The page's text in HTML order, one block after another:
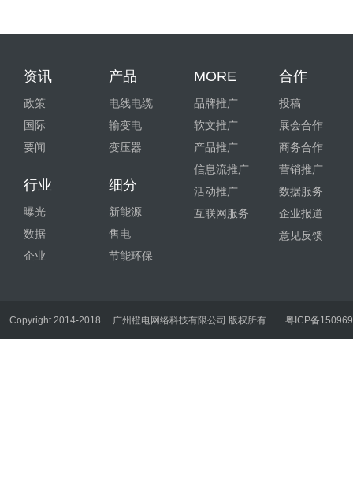
资讯
政策
国际
要闻
行业
曝光
数据
企业
产品
电线电缆
输变电
变压器
细分
新能源
售电
节能环保
MORE
品牌推广
软文推广
产品推广
信息流推广
活动推广
互联网服务
合作
投稿
展会合作
商务合作
营销推广
数据服务
企业报道
意见反馈
Copyright 2014-2018 广州橙电网络科技有限公司 版权所有 粤ICP备